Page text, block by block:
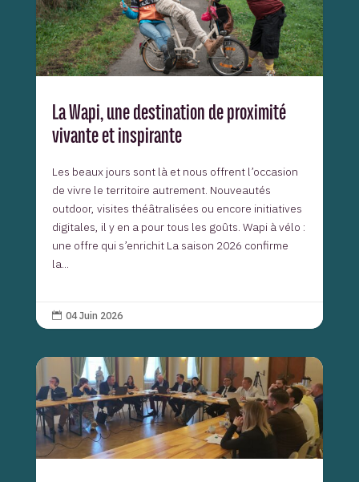
La Wapi, une destination de proximité
vivante et inspirante
Les beaux jours sont là et nous offrent l’occasion
de vivre le territoire autrement. Nouveautés
outdoor, visites théâtralisées ou encore initiatives
digitales, il y en a pour tous les goûts. Wapi à vélo :
une offre qui s’enrichit La saison 2026 confirme
la...
 04 Juin 2026